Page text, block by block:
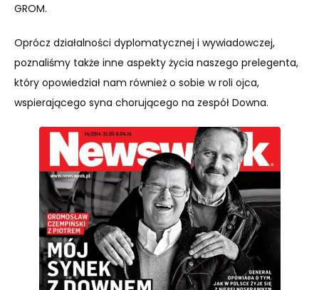
GROM.
Oprócz działalności dyplomatycznej i wywiadowczej,
poznaliśmy także inne aspekty życia naszego prelegenta,
który opowiedział nam również o sobie w roli ojca,
wspierającego syna chorującego na zespół Downa.